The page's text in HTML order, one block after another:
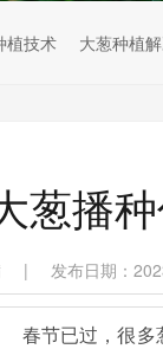
植技术 大葱种植
葱播
| 发布日期：
春节已过，很